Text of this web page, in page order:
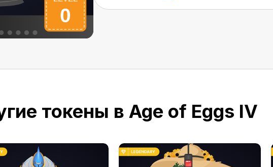
токены в Age of Eggs IV